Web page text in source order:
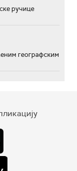
ручице
географским